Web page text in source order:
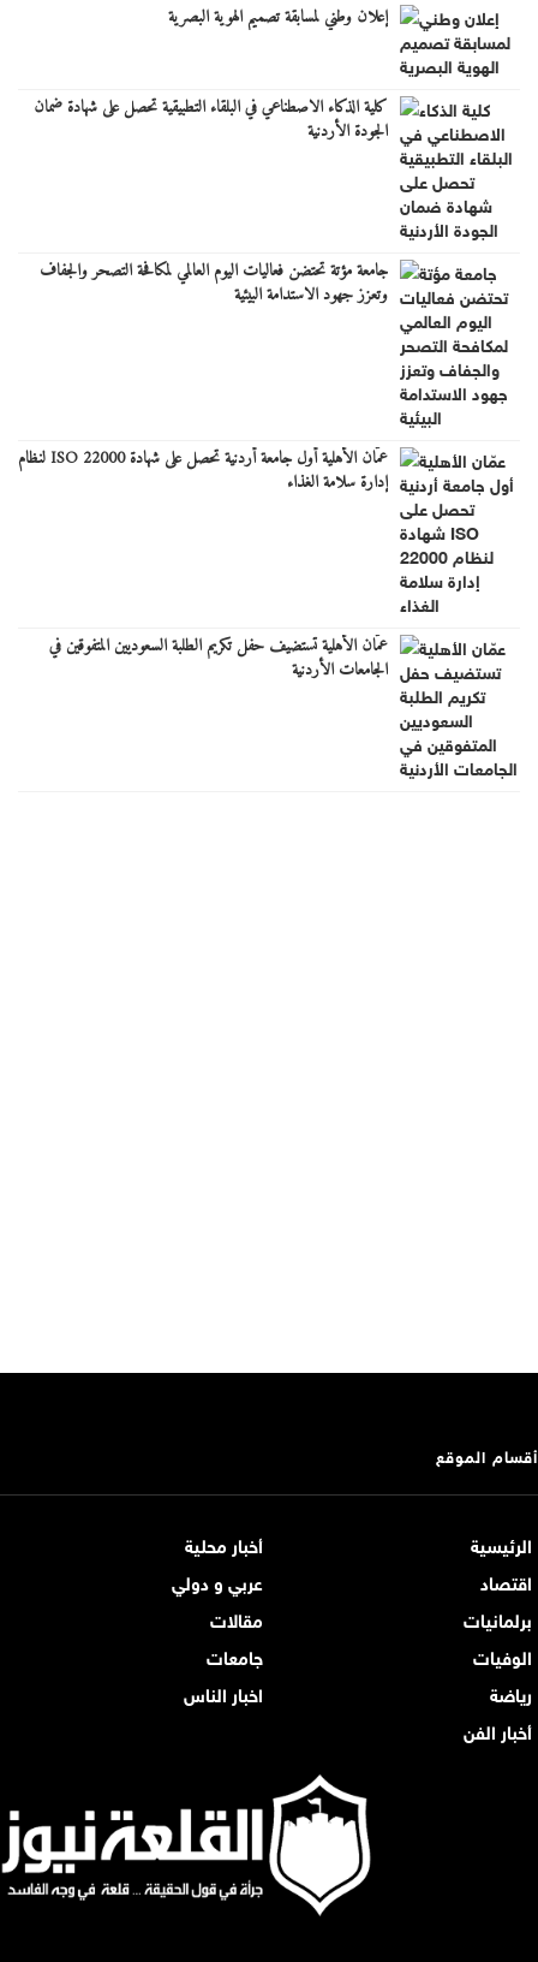
إعلان وطني لمسابقة تصميم الهوية البصرية
كلية الذكاء الاصطناعي في البلقاء التطبيقية تحصل على شهادة ضمان
الجودة الأردنية
جامعة مؤتة تحتضن فعاليات اليوم العالمي لمكافحة التصحر والجفاف
وتعزز جهود الاستدامة البيئية
عمّان الأهلية أول جامعة أردنية تحصل على شهادة ISO 22000 لنظام
إدارة سلامة الغذاء
عمّان الأهلية تستضيف حفل تكريم الطلبة السعوديين المتفوقين في
الجامعات الأردنية
أقسام الموقع
الرئيسية
أخبار محلية
اقتصاد
عربي و دولي
برلمانيات
مقالات
الوفيات
جامعات
رياضة
اخبار الناس
أخبار الفن